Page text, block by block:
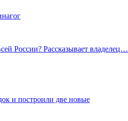
России? Рассказывает владелец…
и построили две новые